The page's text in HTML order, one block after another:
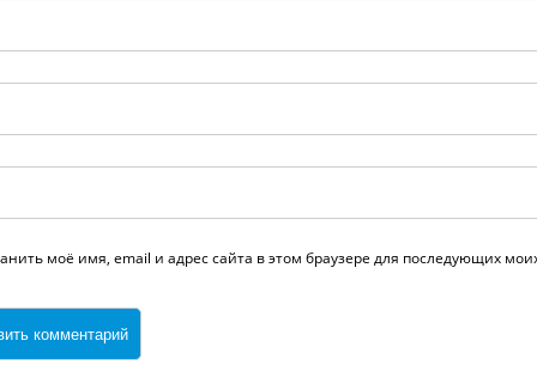
моё имя, email и адрес сайта в этом браузере для последующих